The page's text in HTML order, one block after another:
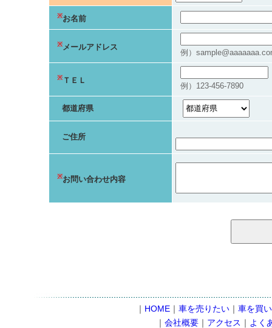
※お名前
※メールアドレス
例）
※ ＴＥＬ
例）123-456-7890
都道府県
ご住所
※お問い合わせ内容
｜ HOME ｜ 車を売りたい ｜ 車を買
｜ 会社概要 ｜ アクセス ｜ よく